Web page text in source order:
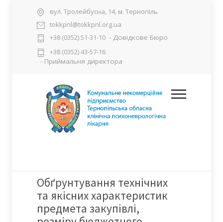
вул. Тролейбусна, 14, м. Тернопіль
tokkpnl@tokkpnl.org.ua
+38 (0352) 51-31-10 - Довідкове Бюро
+38 (0352) 43-57-16
- Приймальня директора
Обґрунтування технічних
та якісних характеристик
предмета закупівлі,